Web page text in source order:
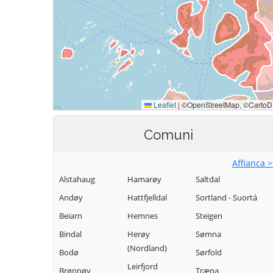
Comuni
Affianca
Alstahaug
Andøy
Beiarn
Bindal
Bodø
Brønnøy
Hamarøy
Hattfjelldal
Hemnes
Herøy
(Nordland)
Leirfjord
Saltdal
Sortland - Suortá
Steigen
Sømna
Sørfold
Træna